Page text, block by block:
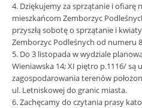
4. Dziękujemy za sprzątanie i ofiarę
mieszkańcom Zemborzyc
przyszłą sobotę o sprzątanie i
Zemborzyc Podleśnych od numeru
5. Do 3 listopada w wydziale
Wieniawska 14; XI piętro p.1116/
zagospodarowania terenów
ul. Letniskowej do granic miasta.
6. Zachęcamy do czytania prasy